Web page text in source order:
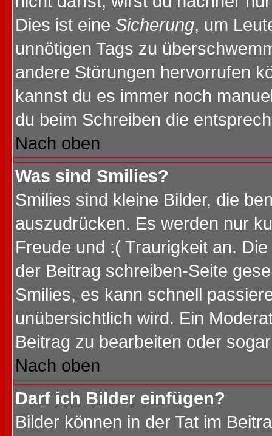
Dies ist eine Sicherung, um
unnötigen Tags zu
andere Störungen hervorrufen
kannst du es immer noch
du beim Schreiben die
Nach oben
Was sind Smilies?
Smilies sind kleine Bilder, die
auszudrücken. Es werden nur
Freude und :( Traurigkeit an.
der Beitrag schreiben-Seite
Smilies, es kann schnell
unübersichtlich wird. Ein
Beitrag zu bearbeiten oder
Nach oben
Darf ich Bilder einfügen?
Bilder können in der Tat im